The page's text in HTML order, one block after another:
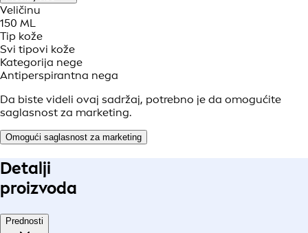
Veličinu
150 ML
Tip kože
Svi tipovi kože
Kategorija nege
Antiperspirantna nega
Da biste videli ovaj sadržaj, potrebno je da omogućite
saglasnost za marketing.
Omogući saglasnost za marketing
Detalji
proizvoda
Prednosti